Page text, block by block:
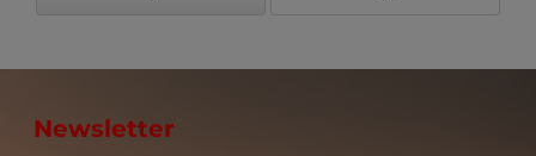
Newsletter